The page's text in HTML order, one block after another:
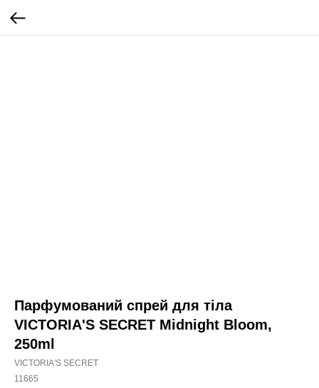
Парфумований спрей для тіла
VICTORIA'S SECRET Midnight Bloom,
250ml
VICTORIA'S SECRET
11665